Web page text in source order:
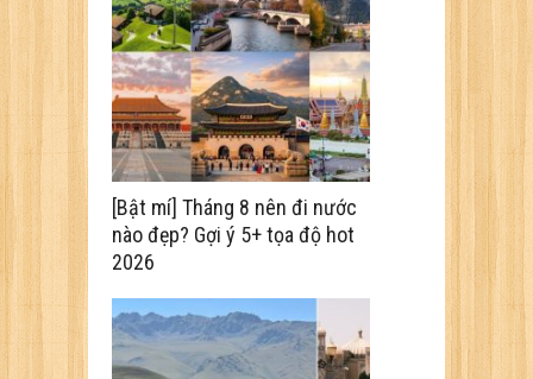
[Bật mí] Tháng 8 nên đi nước
nào đẹp? Gợi ý 5+ tọa độ hot
2026